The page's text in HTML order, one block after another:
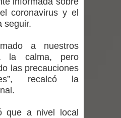
musical y pedagógico
escolares
en influenza hace que
llamado a
endurece críticas contra
coronavirus y el
seguir.
a nuestros
la calma, pero
las precauciones
recalcó la
que a nivel local